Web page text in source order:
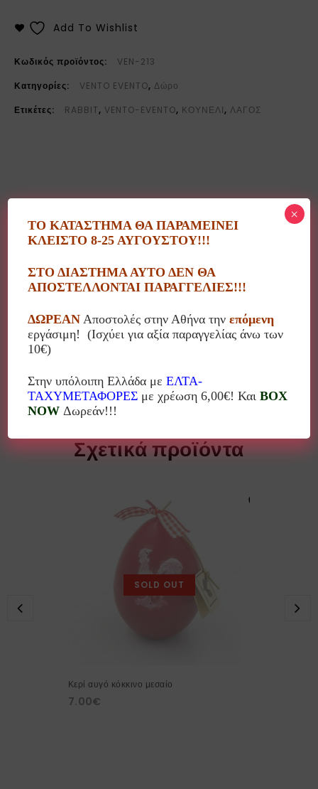
Add To Wishlist
Κωδικός προϊόντος:
VEN-213
Κατηγορίες:
VENTO EVENTO, Δώρο
Ετικέτες:
RABBIT, VENTO-EVENTO, ΚΟΥΝΕΛΙ, ΛΑΓΟΣ
Περιγραφή
ανεξάντλητες και πρωτότυπες!
κορδέλες και άλλα συνθέτουν όμορφα διακοσμητικά
αλλά και εποχιακά προϊόντα όπως γούρια και
λαμπάδες!!!
Σχετικά προϊόντα
SOLD OUT
Κερί αυγό κόκκινο μεσαίο
7.00€
ΤΟ ΚΑΤΑΣΤΗΜΑ ΘΑ ΠΑΡΑΜΕΙΝΕΙ
ΚΛΕΙΣΤΟ 8-25 ΑΥΓΟΥΣΤΟΥ!!!
ΣΤΟ ΔΙΑΣΤΗΜΑ ΑΥΤΟ ΔΕΝ ΘΑ
ΑΠΟΣΤΕΛΛΟΝΤΑΙ ΠΑΡΑΓΓΕΛΙΕΣ!!!
ΔΩΡΕΑΝ Αποστολές στην Αθήνα τηνεπόμενη
εργάσιμη! (Ισχύει για αξία παραγγελίας άνω των
10€)
Στην υπόλοιπη Ελλάδα μεΕΛΤΑ-
ΤΑΧΥΜΕΤΑΦΟΡΕΣ με χρέωση 6,00€! ΚαιBOX
NOW Δωρεάν!!!
×